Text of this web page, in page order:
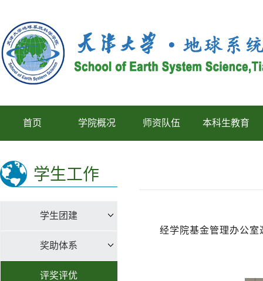
首页 学院概况 师资队伍 本科生教育
学生工作
学生团建
奖助体系
评奖评优
经学院基金管理办公